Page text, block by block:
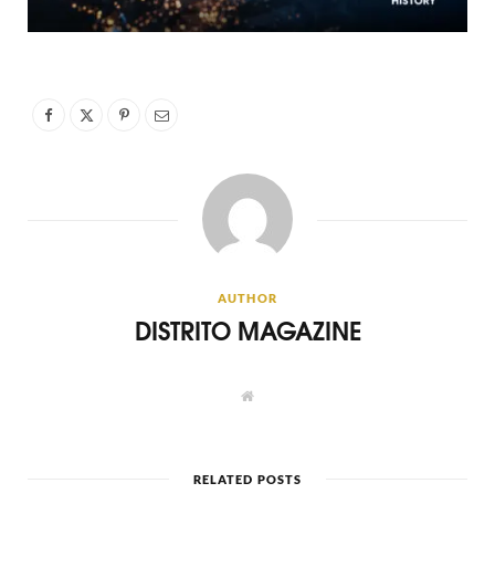
AUTHOR
DISTRITO MAGAZINE
W
e
RELATED POSTS